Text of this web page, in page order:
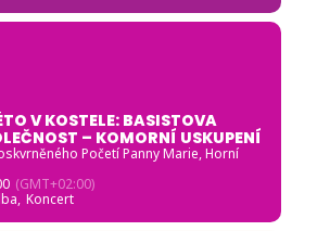
V KOSTELE: BASISTOVA
– KOMORNÍ USKUPENÍ
Početí Panny Marie, Horní
(GMT+02:00)
Koncert